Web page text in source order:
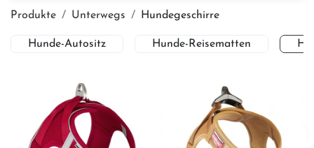
Produkte Unterwegs Hundegeschirre
Hunde-Autositz Hunde-Reisematten